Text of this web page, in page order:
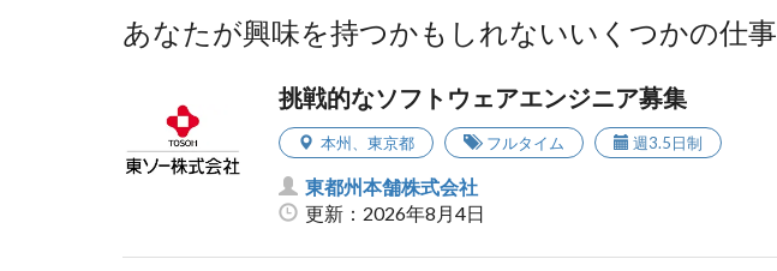
あなたが興味を持つかもしれないいくつかの仕事
挑戦的なソフトウェアエンジニア募集
本州、 東京都 フルタイム 週3.5日制
東都州本舗株式会社
更新：2026年8月4日